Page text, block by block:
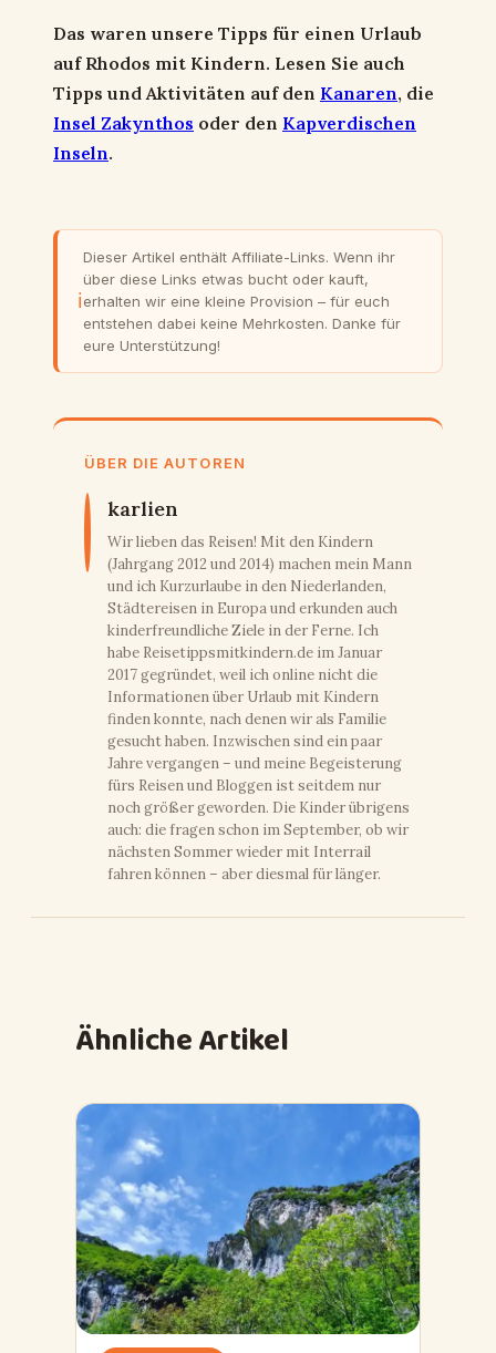
Das waren unsere Tipps für einen Urlaub
auf Rhodos mit Kindern. Lesen Sie auch
Tipps und Aktivitäten auf den Kanaren, die
Insel Zakynthos oder den Kapverdischen
Inseln.
ℹ
Dieser Artikel enthält Affiliate-Links. Wenn ihr
über diese Links etwas bucht oder kauft,
erhalten wir eine kleine Provision – für euch
entstehen dabei keine Mehrkosten. Danke für
eure Unterstützung!
ÜBER DIE AUTOREN
karlien
Wir lieben das Reisen! Mit den Kindern
(Jahrgang 2012 und 2014) machen mein Mann
und ich Kurzurlaube in den Niederlanden,
Städtereisen in Europa und erkunden auch
kinderfreundliche Ziele in der Ferne. Ich
habe Reisetippsmitkindern.de im Januar
2017 gegründet, weil ich online nicht die
Informationen über Urlaub mit Kindern
finden konnte, nach denen wir als Familie
gesucht haben. Inzwischen sind ein paar
Jahre vergangen – und meine Begeisterung
fürs Reisen und Bloggen ist seitdem nur
noch größer geworden. Die Kinder übrigens
auch: die fragen schon im September, ob wir
nächsten Sommer wieder mit Interrail
fahren können – aber diesmal für länger.
Ähnliche Artikel